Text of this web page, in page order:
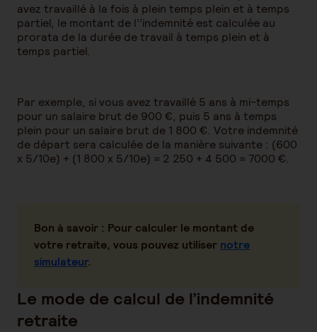
avez travaillé à la fois à plein temps plein et à temps
partiel, le montant de l’’indemnité est calculée au
prorata de la durée de travail à temps plein et à
temps partiel.
Par exemple, si vous avez travaillé 5 ans à mi-temps
pour un salaire brut de 900 €, puis 5 ans à temps
plein pour un salaire brut de 1 800 €. Votre indemnité
de départ sera calculée de la manière suivante : (600
x 5/10e) + (1 800 x 5/10e) = 2 250 + 4 500 = 7000 €.
Bon à savoir : Pour calculer le montant de
votre retraite, vous pouvez utiliser notre
simulateur.
Le mode de calcul de l’indemnité
retraite